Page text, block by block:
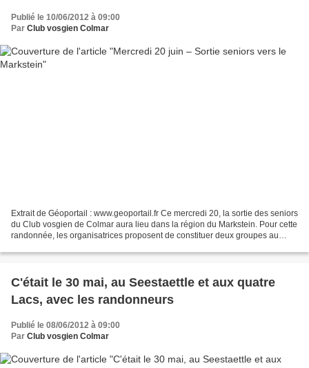
Publié le 10/06/2012 à 09:00
Par Club vosgien Colmar
Extrait de Géoportail : www.geoportail.fr Ce mercredi 20, la sortie des seniors
du Club vosgien de Colmar aura lieu dans la région du Markstein. Pour cette
randonnée, les organisatrices proposent de constituer deux groupes au
C'était le 30 mai, au Seestaettle et aux quatre
Lacs, avec les randonneurs
Publié le 08/06/2012 à 09:00
Par Club vosgien Colmar